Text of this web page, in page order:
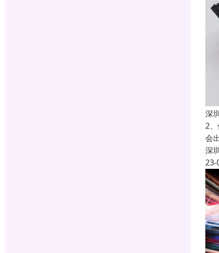
深
2
会
深
23-